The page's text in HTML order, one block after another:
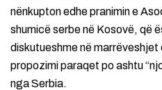
nënkupton edhe pranimin e
shumicë serbe në Kosovë, që
diskutueshme në
propozimi paraqet po ashtu
nga Serbia.